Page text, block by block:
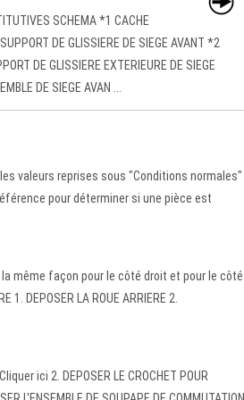
SCHEMA *1 CACHE
SUPPORT DE GLISSIERE DE SIEGE AVANT *2
DE GLISSIERE EXTERIEURE DE SIEGE
DE SIEGE AVAN ...
les valeurs reprises sous "Conditions normales"
pour déterminer si une pièce est
la même façon pour le côté droit et pour le côté
DEPOSER LA ROUE ARRIERE 2.
ici 2. DEPOSER LE CROCHET POUR